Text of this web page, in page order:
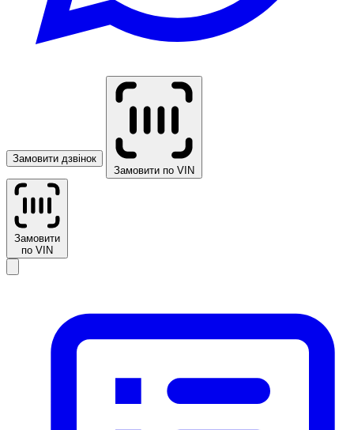
Замовити дзвінок
Замовити по VIN
Замовити
по VIN